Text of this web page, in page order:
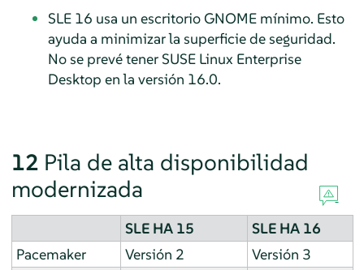
SLE 16 usa un escritorio GNOME mínimo. Esto
ayuda a minimizar la superficie de seguridad.
No se prevé tener SUSE Linux Enterprise
Desktop en la versión 16.0.
12 Pila de alta disponibilidad
modernizada
SLE HA 15
SLE HA 16
Pacemaker
Versión 2
Versión 3